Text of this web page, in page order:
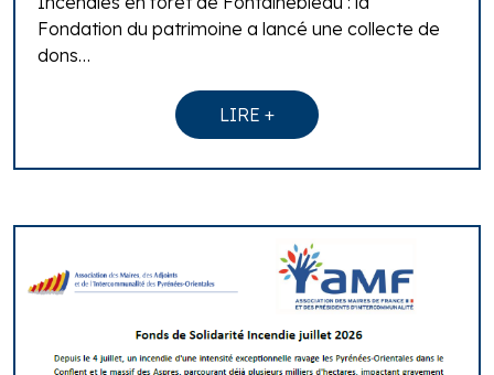
Fondation du patrimoine a lancé une collecte de
dons…
LIRE +